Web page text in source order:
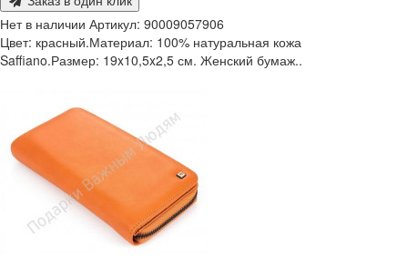
Нет в наличии Артикул: 90009057906
Цвет: красный.Материал: 100% натуральная кожа
Saffiano.Размер: 19x10,5x2,5 см. Женский бумаж..